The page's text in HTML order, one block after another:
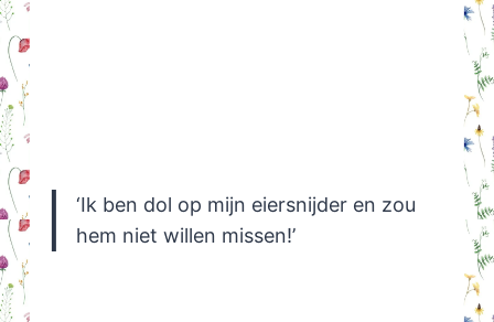
‘Ik ben dol op mijn eiersnijder en zou
hem niet willen missen!’